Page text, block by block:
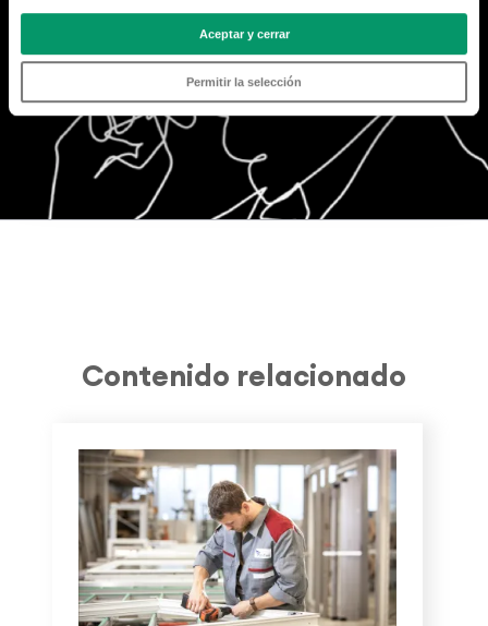
Aceptar y cerrar
Permitir la selección
Contenido relacionado